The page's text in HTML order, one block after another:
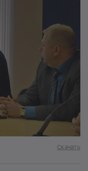
Скачать